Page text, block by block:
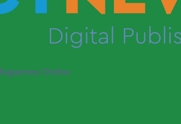
Online